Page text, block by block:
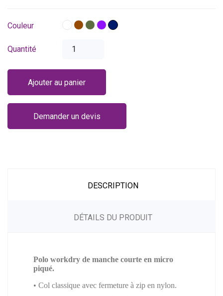
Couleur BlancMarron
VertViolet
Bleu
Quantité
Ajouter au panier
Demander un devis
DESCRIPTION
DÉTAILS DU PRODUIT
Polo workdry de manche courte en micro
piqué.
• Col classique avec fermeture à zip en nylon.